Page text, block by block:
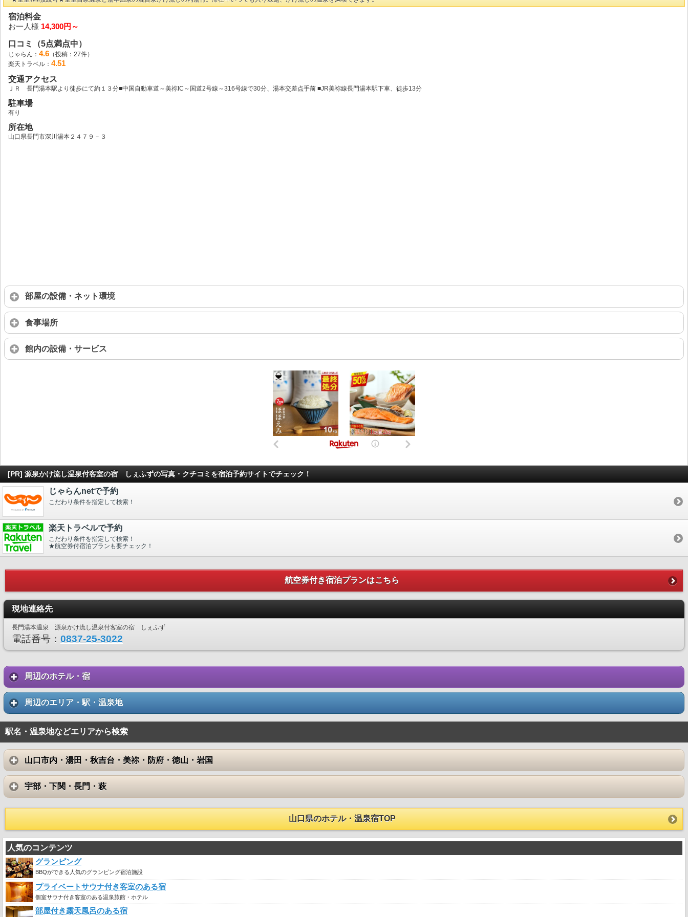
宿泊料金
お一人様 14,300円～
口コミ（5点満点中）
じゃらん： 4.6 （投稿：27件）
楽天トラベル： 4.51
交通アクセス
ＪＲ 長門湯本駅より徒歩にて約１３分■中国自動車道～美祢IC～国道2号線～316号線で30分、湯本交差点手前 ■JR美祢線長門湯本駅下車、徒歩13分
駐車場
有り
所在地
山口県長門市深川湯本２４７９－３
部屋の設備・ネット環境
食事場所
館内の設備・サービス
[PR] 源泉かけ流し温泉付客室の宿 しぇふずの写真・クチコミを宿泊予約サイトでチェック！
じゃらんnetで予約
こだわり条件を指定して検索！
楽天トラベルで予約
こだわり条件を指定して検索！
★航空券付宿泊プランも要チェック！
航空券付き宿泊プランはこちら
現地連絡先
長門湯本温泉 源泉かけ流し温泉付客室の宿 しぇふず
電話番号： 0837-25-3022
周辺のホテル・宿
周辺のエリア・駅・温泉地
駅名・温泉地などエリアから検索
山口市内・湯田・秋吉台・美祢・防府・徳山・岩国
宇部・下関・長門・萩
山口県のホテル・温泉宿TOP
人気のコンテンツ
グランピング
BBQができる人気のグランピング宿泊施設
プライベートサウナ付き客室のある宿
個室サウナ付き客室のある温泉旅館・ホテル
部屋付き露天風呂のある宿